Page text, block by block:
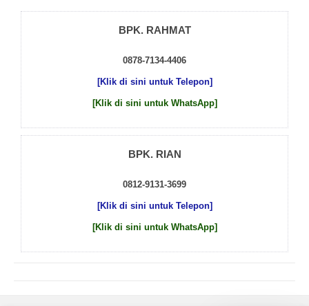
BPK. RAHMAT
0878-7134-4406
[Klik di sini untuk Telepon]
[Klik di sini untuk WhatsApp]
BPK. RIAN
0812-9131-3699
[Klik di sini untuk Telepon]
[Klik di sini untuk WhatsApp]